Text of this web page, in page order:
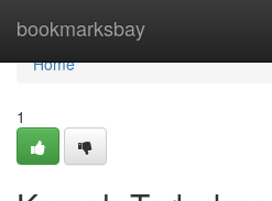
bookmarksbay
Home
Home
1